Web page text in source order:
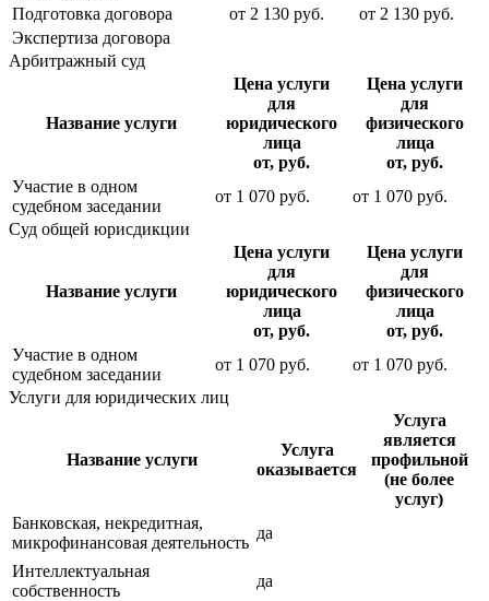
Подготовка договора
от 2 130 руб. от 2 130 руб.
Экспертиза договора
Арбитражный суд
Название услуги
Цена услуги
для
юридического
лица
от, руб.
Цена услуги
для
физического
лица
от, руб.
Участие в одном
судебном заседании
от 1 070 руб. от 1 070 руб.
Суд общей юрисдикции
Название услуги
Цена услуги
для
юридического
лица
от, руб.
Цена услуги
для
физического
лица
от, руб.
Участие в одном
судебном заседании
от 1 070 руб. от 1 070 руб.
Услуги для юридических лиц
Название услуги
Услуга
оказывается
Услуга
является
профильной
(не более
услуг)
Банковская, некредитная,
микрофинансовая деятельность
да
Интеллектуальная
собственность
да